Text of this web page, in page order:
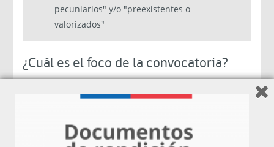
pecuniarios" y/o "preexistentes o
valorizados"
¿Cuál es el foco de la convocatoria?
Sólo podrán postular aquellos proyectos -dentro de los
consideren a la Región de Los Ríos como lugar de
ejecución de los proyectos.